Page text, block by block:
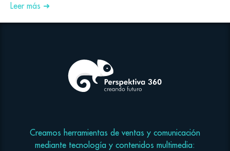
Leer más ➜
Creamos herramientas de ventas y comunicación
mediante tecnología y contenidos multimedia: